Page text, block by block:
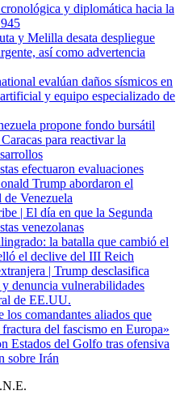
y diplomática hacia la
y Melilla desata despliegue
así como advertencia
evalúan daños sísmicos en
y equipo especializado de
propone fondo bursátil
para reactivar la
efectuaron evaluaciones
Trump abordaron el
Venezuela
| El día en que la Segunda
venezolanas
la batalla que cambió el
el declive del III Reich
| Trump desclasifica
denuncia vulnerabilidades
de EE.UU.
comandantes aliados que
del fascismo en Europa»
Estados del Golfo tras ofensiva
sobre Irán